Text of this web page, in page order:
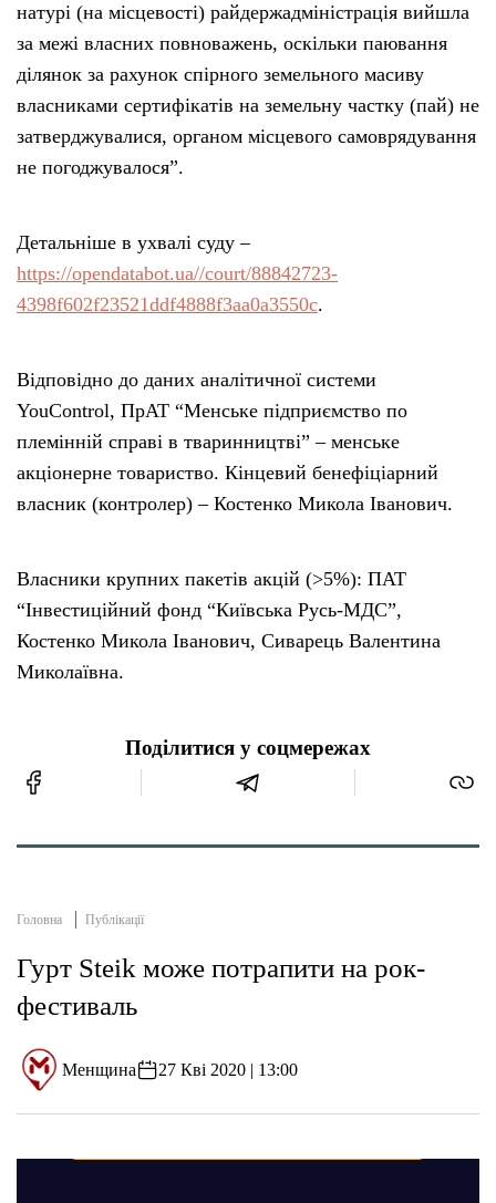
натурі (на місцевості) райдержадміністрація вийшла
за межі власних повноважень, оскільки паювання
ділянок за рахунок спірного земельного масиву
власниками сертифікатів на земельну частку (пай) не
затверджувалися, органом місцевого самоврядування
не погоджувалося”.
Детальніше в ухвалі суду –
https://opendatabot.ua//court/88842723-
4398f602f23521ddf4888f3aa0a3550c.
Відповідно до даних аналітичної системи
YouControl, ПрАТ “Менське підприємство по
племінній справі в тваринництві” – менське
акціонерне товариство. Кінцевий бенефіціарний
власник (контролер) – Костенко Микола Іванович.
Власники крупних пакетів акцій (>5%): ПАТ
“Інвестиційний фонд “Київська Русь-МДС”,
Костенко Микола Iванович, Сиварець Валентина
Миколаївна.
Поділитися у соцмережах
Головна Публікації
Гурт Steik може потрапити на рок-
фестиваль
Менщина 27 Кві 2020 | 13:00